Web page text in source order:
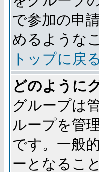
で参加の申
めるような
トップに戻る
どのように
グループは
ループを管
です。一般
ーとなるこ